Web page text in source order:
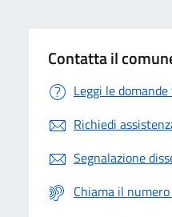
Contatta il
Leggi le
Richiedi
Segnalazione
Chiama il